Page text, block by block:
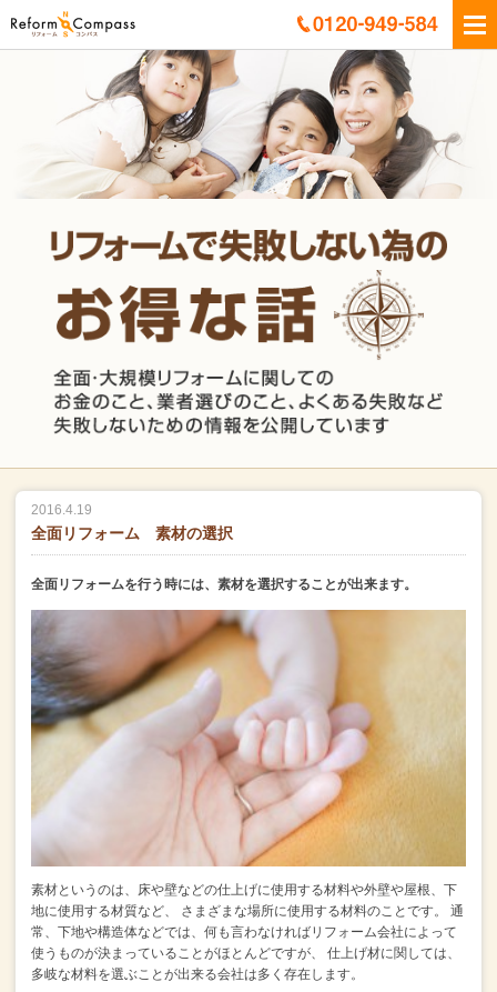
2016.4.19
全面リフォーム 素材の選択
全面リフォームを行う時には、素材を選択することが出来ます。
素材というのは、床や壁などの仕上げに使用する材料や外壁や屋根、下
地に使用する材質など、
さまざまな場所に使用する材料のことです。
通
常、下地や構造体などでは、何も言わなければリフォーム会社によって
使うものが決まっていることがほとんどですが、
仕上げ材に関しては、
多岐な材料を選ぶことが出来る会社は多く存在します。